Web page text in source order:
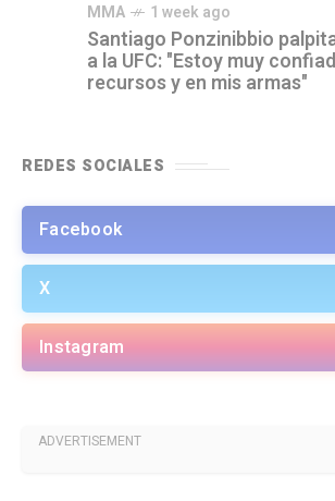
MMA 1 week ago
Santiago Ponzinibbio
a la UFC: "Estoy muy
recursos y en mis armas"
REDES SOCIALES
Facebook
X
Instagram
ADVERTISEMENT